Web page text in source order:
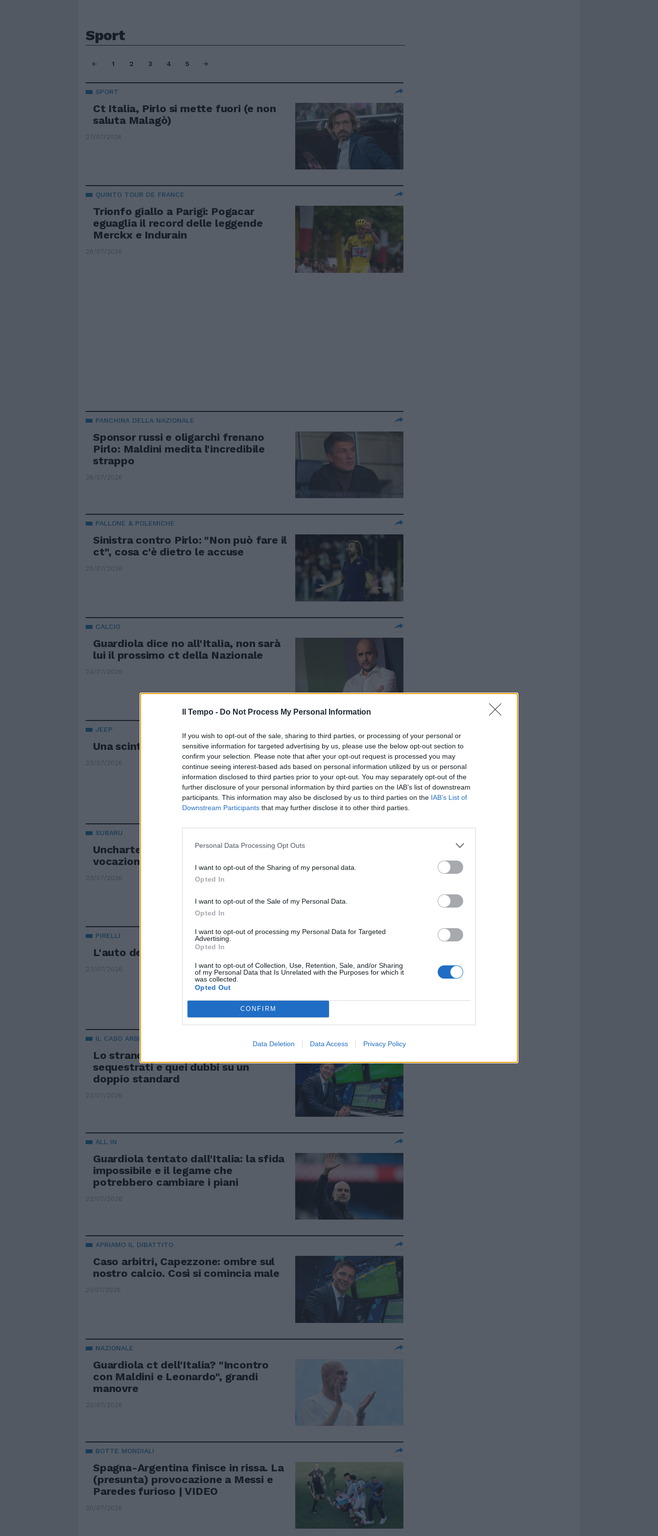
Il Tempo - Do Not Process My Personal Information
If you wish to opt-out of the sale, sharing to third parties, or processing of your personal or
sensitive information for targeted advertising by us, please use the below opt-out section to
confirm your selection. Please note that after your opt-out request is processed you may
continue seeing interest-based ads based on personal information utilized by us or personal
information disclosed to third parties prior to your opt-out. You may separately opt-out of the
further disclosure of your personal information by third parties on the IAB’s list of downstream
participants. This information may also be disclosed by us to third parties on the IAB’s List of
Downstream Participants that may further disclose it to other third parties.
Personal Data Processing Opt Outs
I want to opt-out of the Sharing of my personal data.
Opted In
I want to opt-out of the Sale of my Personal Data.
Opted In
I want to opt-out of processing my Personal Data for Targeted
Advertising.
Opted In
I want to opt-out of Collection, Use, Retention, Sale, and/or Sharing
of my Personal Data that Is Unrelated with the Purposes for which it
was collected.
Opted Out
CONFIRM
Data Deletion Data Access Privacy Policy
Sport
1 2 3 4 5
SPORT
Ct Italia, Pirlo si mette fuori (e non
saluta Malagò)
27/07/2026
QUINTO TOUR DE FRANCE
Trionfo giallo a Parigi: Pogacar
eguaglia il record delle leggende
Merckx e Indurain
26/07/2026
PANCHINA DELLA NAZIONALE
Sponsor russi e oligarchi frenano
Pirlo: Maldini medita l'incredibile
strappo
26/07/2026
PALLONE & POLEMICHE
Sinistra contro Pirlo: "Non può fare il
ct", cosa c'è dietro le accuse
25/07/2026
CALCIO
Guardiola dice no all'Italia, non sarà
lui il prossimo ct della Nazionale
24/07/2026
JEEP
Una scintilla per Compass
23/07/2026
SUBARU
Uncharted fuoristradista per
vocazione
23/07/2026
PIRELLI
L'auto del futuro parte dalle gomme
23/07/2026
IL CASO ARBITRI
Lo strano caso dei telefonini non
sequestrati e quei dubbi su un
doppio standard
23/07/2026
ALL IN
Guardiola tentato dall'Italia: la sfida
impossibile e il legame che
potrebbero cambiare i piani
22/07/2026
APRIAMO IL DIBATTITO
Caso arbitri, Capezzone: ombre sul
nostro calcio. Così si comincia male
21/07/2026
NAZIONALE
Guardiola ct dell'Italia? "Incontro
con Maldini e Leonardo", grandi
manovre
20/07/2026
BOTTE MONDIALI
Spagna-Argentina finisce in rissa. La
(presunta) provocazione a Messi e
Paredes furioso | VIDEO
20/07/2026